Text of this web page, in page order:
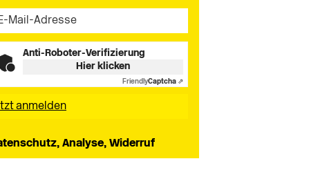
Anti-Roboter-Verifizierung
Hier klicken
FriendlyCaptcha ⇗
Analyse, Widerruf